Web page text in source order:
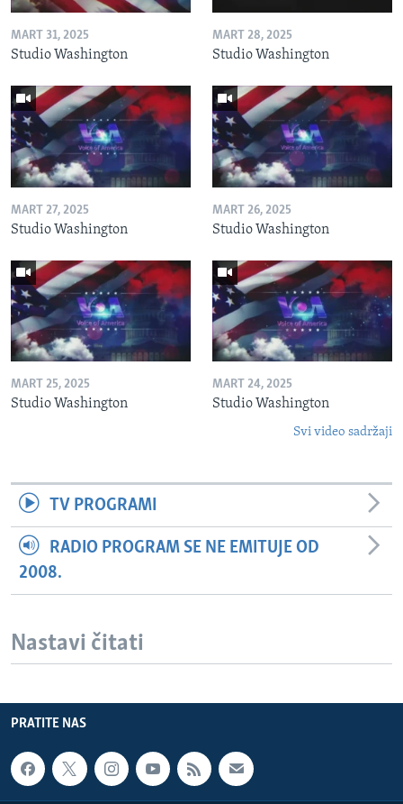
MART 31, 2025
Studio Washington
MART 28, 2025
Studio Washington
MART 27, 2025
Studio Washington
MART 26, 2025
Studio Washington
MART 25, 2025
Studio Washington
MART 24, 2025
Studio Washington
Svi video sadržaji
TV PROGRAMI
RADIO PROGRAM SE NE EMITUJE OD
2008.
Nastavi čitati
PRATITE NAS